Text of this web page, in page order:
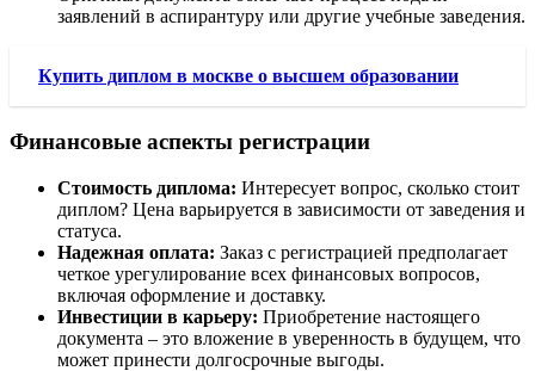
заявлений в аспирантуру или другие учебные заведения.
Купить диплом в москве о высшем образовании
Финансовые аспекты регистрации
Стоимость диплома: Интересует вопрос, сколько стоит
диплом? Цена варьируется в зависимости от заведения и
статуса.
Надежная оплата: Заказ с регистрацией предполагает
четкое урегулирование всех финансовых вопросов,
включая оформление и доставку.
Инвестиции в карьеру: Приобретение настоящего
документа – это вложение в уверенность в будущем, что
может принести долгосрочные выгоды.